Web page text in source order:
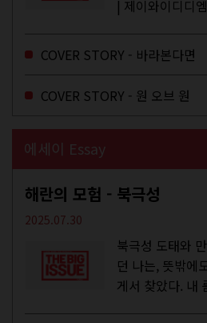
| 제이와이디디엠 취미는 거울 보기, 좋아
주와...
COVER STORY - 바라본다면
COVER STORY - 원 오브 원
에세이 Essay
해란의 모험 - 북극성
2025.07.30
북극성 도태와 만족의 차이를 묻고 떠났
던 나는, 뜻밖에
게서 찾았다. 내